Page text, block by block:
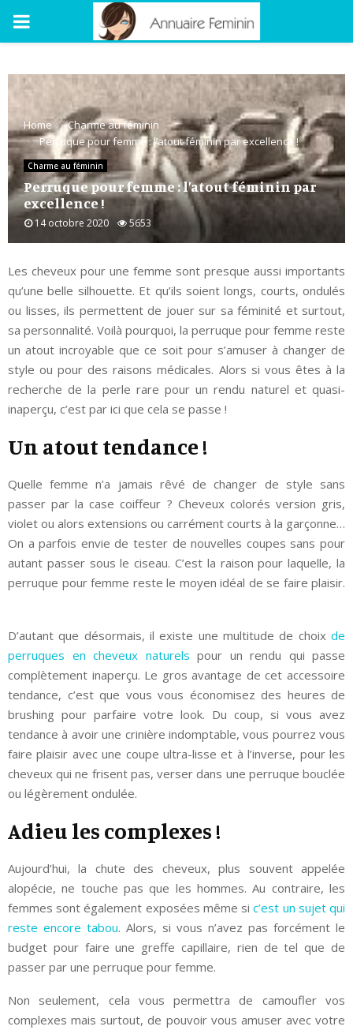
PRIMARY
Home
Charme au féminin
Perruque pour femme : l’atout féminin par excellence !
Charme au féminin
Perruque pour femme : l’atout féminin par
excellence !
14 octobre 2020 5653
Les cheveux pour une femme sont presque aussi importants
qu’une belle silhouette. Et qu’ils soient longs, courts, ondulés
ou lisses, ils permettent de jouer sur sa féminité et surtout,
sa personnalité. Voilà pourquoi, la perruque pour femme reste
un atout incroyable que ce soit pour s’amuser à changer de
style ou pour des raisons médicales. Alors si vous êtes à la
recherche de la perle rare pour un rendu naturel et quasi-
inaperçu, c’est par ici que cela se passe !
Un atout tendance !
Quelle femme n’a jamais rêvé de changer de style sans
passer par la case coiffeur ? Cheveux colorés version gris,
violet ou alors extensions ou carrément courts à la garçonne…
On a parfois envie de tester de nouvelles coupes sans pour
autant passer sous le ciseau. C’est la raison pour laquelle, la
perruque pour femme reste le moyen idéal de se faire plaisir.
D’autant que désormais, il existe une multitude de choix de
perruques en cheveux naturels pour un rendu qui passe
complètement inaperçu. Le gros avantage de cet accessoire
tendance, c’est que vous vous économisez des heures de
brushing pour parfaire votre look. Du coup, si vous avez
tendance à avoir une crinière indomptable, vous pourrez vous
faire plaisir avec une coupe ultra-lisse et à l’inverse, pour les
cheveux qui ne frisent pas, verser dans une perruque bouclée
ou légèrement ondulée.
Adieu les complexes !
Aujourd’hui, la chute des cheveux, plus souvent appelée
alopécie, ne touche pas que les hommes. Au contraire, les
femmes sont également exposées même sic’est un sujet qui
reste encore tabou. Alors, si vous n’avez pas forcément le
budget pour faire une greffe capillaire, rien de tel que de
passer par une perruque pour femme.
Non seulement, cela vous permettra de camoufler vos
complexes mais surtout, de pouvoir vous amuser avec votre